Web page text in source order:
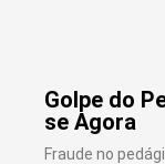
Golpe do
se Agora
Fraude no